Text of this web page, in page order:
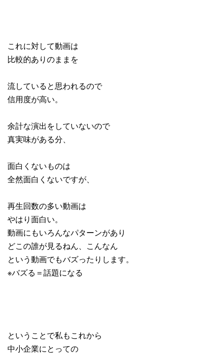
これに対して動画は
比較的ありのままを
流していると思われるので
信用度が高い。
余計な演出をしていないので
真実味がある分、
面白くないものは
全然面白くないですが、
再生回数の多い動画は
やはり面白い。
動画にもいろんなパターンがあり
どこの誰が見るねん、こんなん
という動画でもバズったりします。
※バズる＝話題になる
ということで私もこれから
中小企業にとっての